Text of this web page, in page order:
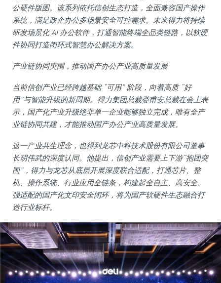
公硬件版图。该系列依托信创生态打造，全面兼容国产操作
系统，满足政企办公多场景安全可控需求。未来得力将持续
研发场景化 AI 办公软件，打通智能终端全品类链路，以软硬
件协同打造闭环式智慧办公解决方案。
产业链协同突围，推动国产办公产业高质量发展
当前信创产业已经跨越基础 “可用” 阶段，向着高质 “好
用”与智能升级的新周期。得力集团总裁娄甫安总裁在会上表
示，国产化产业升级绝非单一企业能够独立完成，唯有全产
业链协同共建，才能推动国产办公产业高质量发展。
这一产业共生理念，也得到龙芯中科技术股份有限公司董事
长胡伟武的深度认同。他提出，信创产业需要上下游“抱团突
围”，得力与龙芯从底层开展深度联合适配，打通芯片、整
机、操作系统、行业应用全链条，构建起全自主、高安全、
强适配的国产化文印安全闭环，将为国产软硬件生态融合打
造行业标杆。